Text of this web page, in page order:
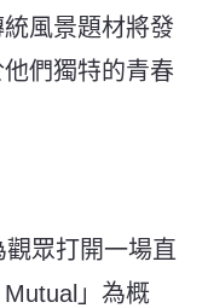
風景題材將發
們獨特的青春
觀眾打開一場直
」為概